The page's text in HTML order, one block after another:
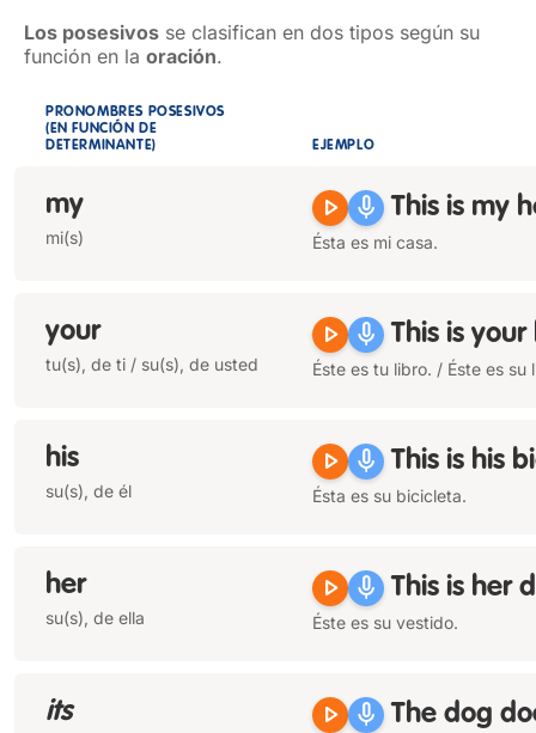
Los posesivos se clasifican en dos tipos según su
función en la oración.
PRONOMBRES POSESIVOS
(EN FUNCIÓN DE
DETERMINANTE)
EJEMPLO
my
mi(s)
play_arrow mic This is my
Ésta es mi casa.
your
tu(s), de ti / su(s), de usted
play_arrow mic This is your
Éste es tu libro. / Éste es su
his
su(s), de él
play_arrow mic This is his
Ésta es su bicicleta.
her
su(s), de ella
play_arrow mic This is her
Éste es su vestido.
its play_arrow mic The dog